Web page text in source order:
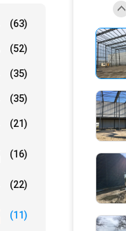
(63)
(52)
(35)
(35)
(21)
(16)
(22)
(11)